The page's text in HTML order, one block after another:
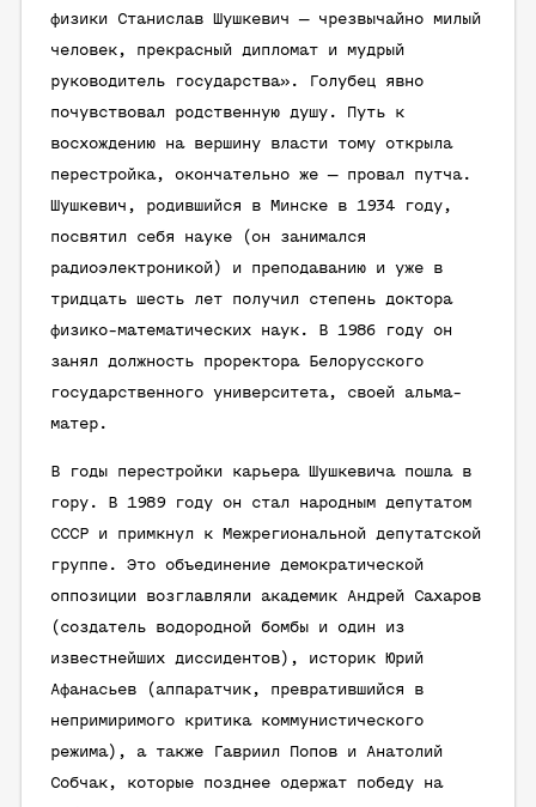
физики Станислав Шушкевич — чрезвычайно милый
человек, прекрасный дипломат и мудрый
руководитель государства». Голубец явно
почувствовал родственную душу. Путь к
восхождению на вершину власти тому открыла
перестройка, окончательно же — провал путча.
Шушкевич, родившийся в Минске в 1934 году,
посвятил себя науке (он занимался
радиоэлектроникой) и преподаванию и уже в
тридцать шесть лет получил степень доктора
физико-математических наук. В 1986 году он
занял должность проректора Белорусского
государственного университета, своей альма-
матер.
В годы перестройки карьера Шушкевича пошла в
гору. В 1989 году он стал народным депутатом
СССР и примкнул к Межрегиональной депутатской
группе. Это объединение демократической
оппозиции возглавляли академик Андрей Сахаров
(создатель водородной бомбы и один из
известнейших диссидентов), историк Юрий
Афанасьев (аппаратчик, превратившийся в
непримиримого критика коммунистического
режима), а также Гавриил Попов и Анатолий
Собчак, которые позднее одержат победу на